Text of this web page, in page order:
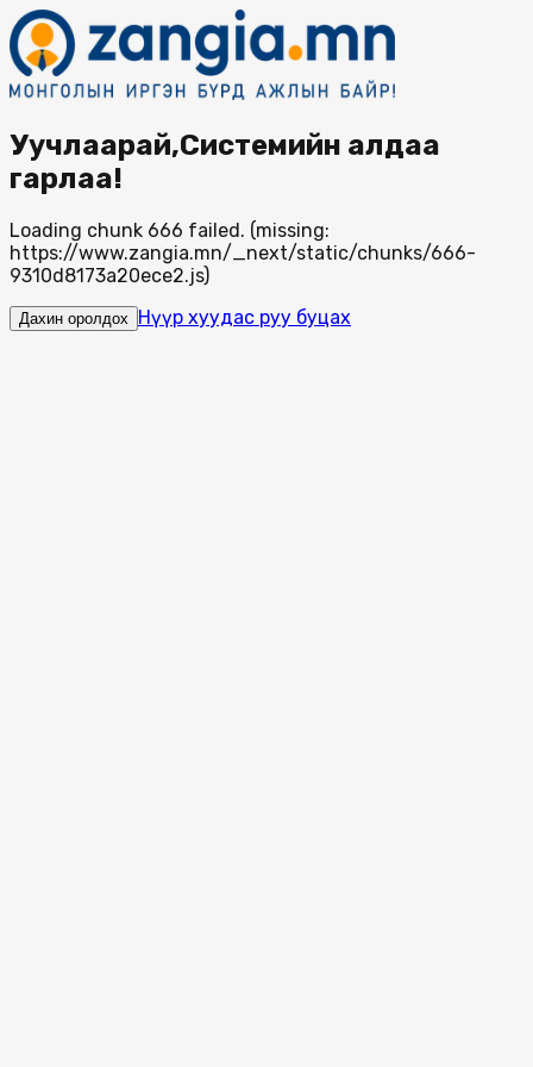
Уучлаарай,Системийн алдаа
гарлаа!
Loading chunk 666 failed. (missing:
https://www.zangia.mn/_next/static/chunks/666-
9310d8173a20ece2.js)
Дахин оролдох Нүүр хуудас руу буцах